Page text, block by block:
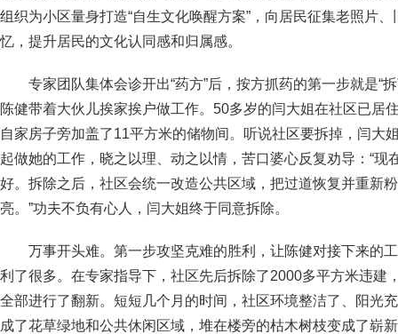
组织为小区量身打造“自生文化唤醒方案”，向居民征集老照片
忆，提升居民的文化认同感和归属感。
专家团队集体会诊开出“药方”后，按方抓药的第一步就是“
陈健带着大伙儿挨家挨户做工作。50多岁的闫大姐在社区已居
自家房子旁加盖了11平方米的储物间。听说社区要拆掉，闫大
起做她的工作，晓之以理、动之以情，苦口婆心反复劝导：“现
好。拆除之后，社区会统一改造公共区域，把过道恢复并重新
亮。”功夫不负有心人，闫大姐终于同意拆除。
万事开头难。第一步攻坚克难的胜利，让陈健对接下来的
利了很多。在专家指导下，社区先后拆除了2000多平方米违建
全部进行了翻新。短短几个月的时间，社区环境整洁了、阳光
成了花草绿地和公共休闲区域，堆在楼旁的枯木树枝变成了崭